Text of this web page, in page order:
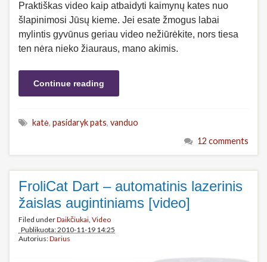
Praktiškas video kaip atbaidyti kaimynų kates nuo
šlapinimosi Jūsų kieme. Jei esate žmogus labai
mylintis gyvūnus geriau video nežiūrėkite, nors tiesa
ten nėra nieko žiauraus, mano akimis.
Continue reading
katė, pasidaryk pats, vanduo
12 comments
FroliCat Dart – automatinis lazerinis
žaislas augintiniams [video]
Filed underDaikčiukai Video
Publikuota: 2010-11-19 14:25
Autorius:Darius